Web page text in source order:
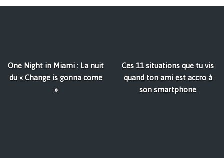
One Night in Miami : La nuit
du « Change is gonna come
»
Ces 11 situations que tu vis
quand ton ami est accro à
son smartphone